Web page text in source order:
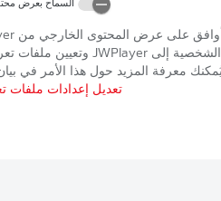
السماح بعرض
على عرض المحتوى الخارجي من
الشخصية إلى JWPlayer وتعيين ملفات
معرفة المزيد حول هذا الأمر في
تعديل إعدادات ملفات